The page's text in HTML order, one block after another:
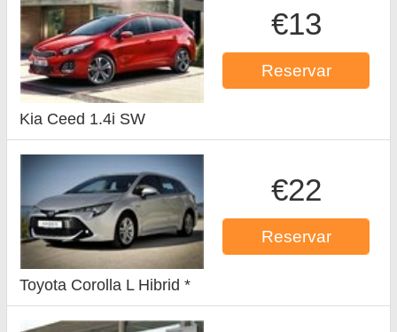
€13
Reservar
Kia Ceed 1.4i SW
€22
Reservar
Toyota Corolla L Hibrid *